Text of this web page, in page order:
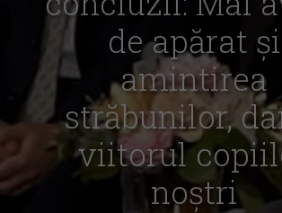
de apărat și
amintirea
străbunilor,
viitorul
noștri